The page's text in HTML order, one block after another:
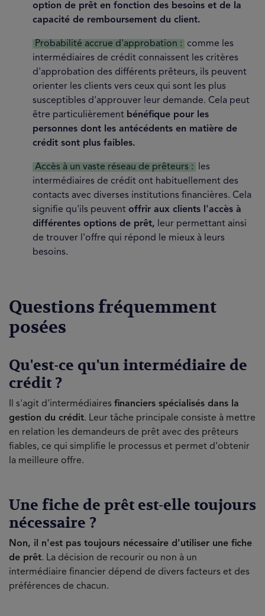
option de prêt en fonction des besoins et de la
capacité de remboursement du client.
Probabilité accrue d'approbation :
comme les
intermédiaires de crédit connaissent les critères
d'approbation des différents prêteurs, ils peuvent
orienter les clients vers ceux qui sont les plus
susceptibles d'approuver leur demande. Cela peut
être particulièrement bénéfique pour les
personnes dont les antécédents en matière de
crédit sont plus faibles.
Accès à un vaste réseau de prêteurs :
les
intermédiaires de crédit ont habituellement des
contacts avec diverses institutions financières. Cela
signifie qu'ils peuvent offrir aux clients l'accès à
différentes options de prêt, leur permettant ainsi
de trouver l'offre qui répond le mieux à leurs
besoins.
Questions fréquemment
posées
Qu'est-ce qu'un intermédiaire de
crédit ?
Il s'agit d'intermédiaires financiers spécialisés dans la
gestion du crédit. Leur tâche principale consiste à mettre
en relation les demandeurs de prêt avec des prêteurs
fiables, ce qui simplifie le processus et permet d'obtenir
la meilleure offre.
Une fiche de prêt est-elle toujours
nécessaire ?
Non, il n'est pas toujours nécessaire d'utiliser une fiche
de prêt. La décision de recourir ou non à un
intermédiaire financier dépend de divers facteurs et des
préférences de chacun.